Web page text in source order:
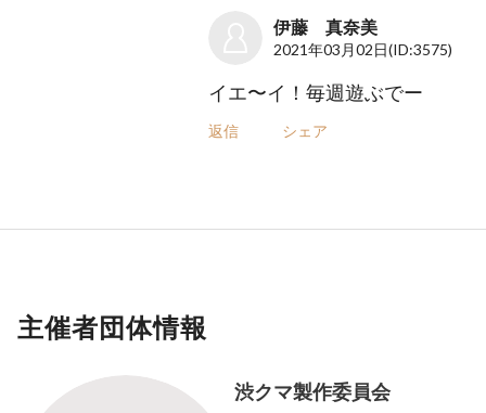
伊藤 真奈美
2021年03月02日(ID:3575)
イエ〜イ！毎週遊ぶでー
返信 シェア
主催者団体情報
渋クマ製作委員会